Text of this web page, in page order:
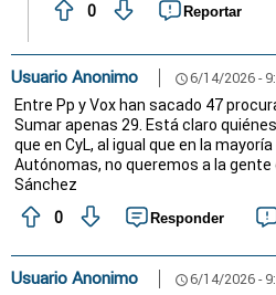
0
Reportar
Usuario Anonimo schedule6/14/2026 -
Entre Pp y Vox han sacado 47
Sumar apenas 29. Está claro
que en CyL, al igual que en la
Autónomas, no queremos a la gente
Sánchez
0
Responder
Usuario Anonimo schedule6/14/2026 -